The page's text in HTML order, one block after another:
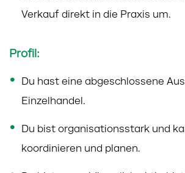
Verkauf direkt in die Praxis um.
Profil:
Du hast eine abgeschlossene
Einzelhandel.
Du bist organisationsstark und
koordinieren und planen.